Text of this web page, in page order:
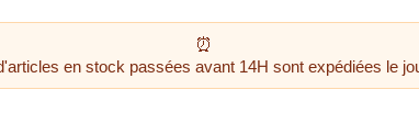
en stock passées avant 14H sont expédiées le